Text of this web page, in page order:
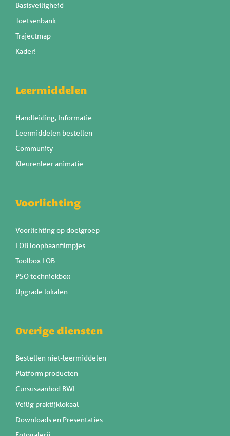
Basisveiligheid
Toetsenbank
Trajectmap
Kader!
Leermiddelen
Handleiding, Informatie
Leermiddelen bestellen
Community
Kleurenleer animatie
Voorlichting
Voorlichting op doelgroep
LOB loopbaanfilmpjes
Toolbox LOB
PSO techniekbox
Upgrade lokalen
Overige diensten
Bestellen niet-leermiddelen
Platform producten
Cursusaanbod BWI
Veilig praktijklokaal
Downloads en Presentaties